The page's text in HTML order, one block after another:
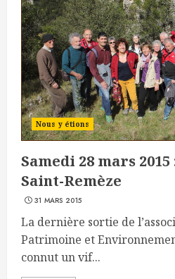
Nous y étions
Samedi 28 mars
Saint-Remèze
31 MARS 2015
La dernière sortie de
Patrimoine et
connut un vif...